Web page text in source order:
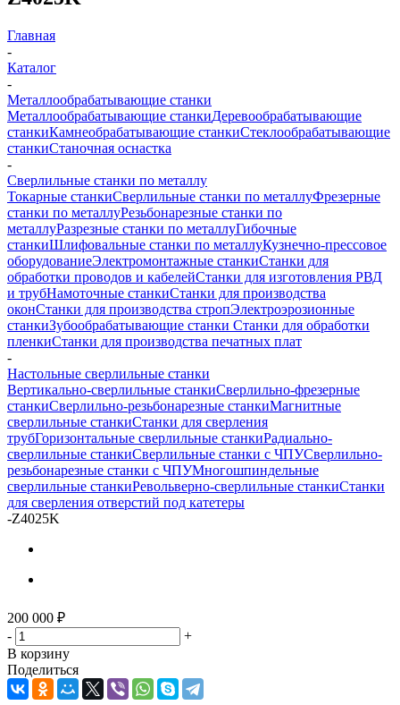
Главная
-
Каталог
-
Металлообрабатывающие станки
Металлообрабатывающие станкиДеревообрабатывающие
станкиКамнеобрабатывающие станкиСтеклообрабатывающие
станкиСтаночная оснастка
-
Сверлильные станки по металлу
Токарные станкиСверлильные станки по металлуФрезерные
станки по металлуРезьбонарезные станки по
металлуРазрезные станки по металлуГибочные
станкиШлифовальные станки по металлуКузнечно-прессовое
оборудованиеЭлектромонтажные станкиСтанки для
обработки проводов и кабелейСтанки для изготовления РВД
и трубНамоточные станкиСтанки для производства
оконСтанки для производства стропЭлектроэрозионные
станкиЗубообрабатывающие станки Станки для обработки
пленкиСтанки для производства печатных плат
-
Настольные сверлильные станки
Вертикально-сверлильные станкиСверлильно-фрезерные
станкиСверлильно-резьбонарезные станкиМагнитные
сверлильные станкиСтанки для сверления
трубГоризонтальные сверлильные станкиРадиально-
сверлильные станкиСверлильные станки с ЧПУСверлильно-
резьбонарезные станки с ЧПУМногошпиндельные
сверлильные станкиРевольверно-сверлильные станкиСтанки
для сверления отверстий под катетеры
-Z4025K
200 000 ₽
-
+
В корзину
Поделиться